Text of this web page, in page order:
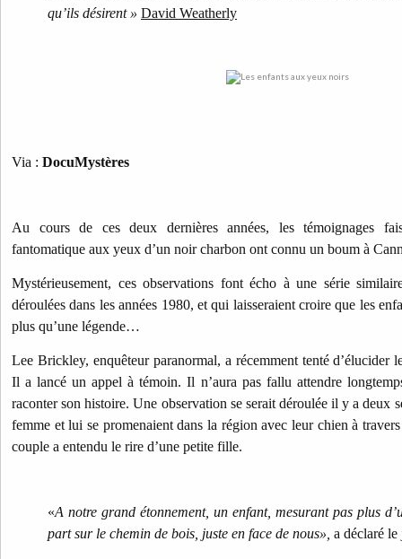
qu’ils désirent » David Weatherly
Via : DocuMystères
Au cours de ces deux dernières années, les témoignages
fantomatique aux yeux d’un noir charbon ont connu un boum à
Mystérieusement, ces observations font écho à une série
déroulées dans les années 1980, et qui laisseraient croire que les
plus qu’une légende…
Lee Brickley, enquêteur paranormal, a récemment tenté d’élucider
Il a lancé un appel à témoin. Il n’aura pas fallu attendre
raconter son histoire. Une observation se serait déroulée il y a deux
femme et lui se promenaient dans la région avec leur chien à
couple a entendu le rire d’une petite fille.
«A notre grand étonnement, un enfant, mesurant pas plus
part sur le chemin de bois, juste en face de nous», a déclaré